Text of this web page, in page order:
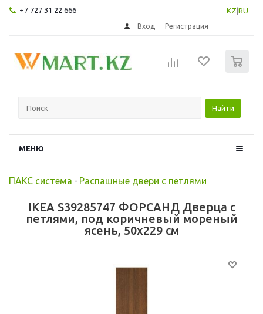
+7 727 31 22 666 KZ RU
Вход Регистрация
Найти
МЕНЮ
ПАКС система - Распашные двери с петлями
IKEA S39285747 ФОРСАНД Дверца с
петлями, под коричневый мореный
ясень, 50x229 см